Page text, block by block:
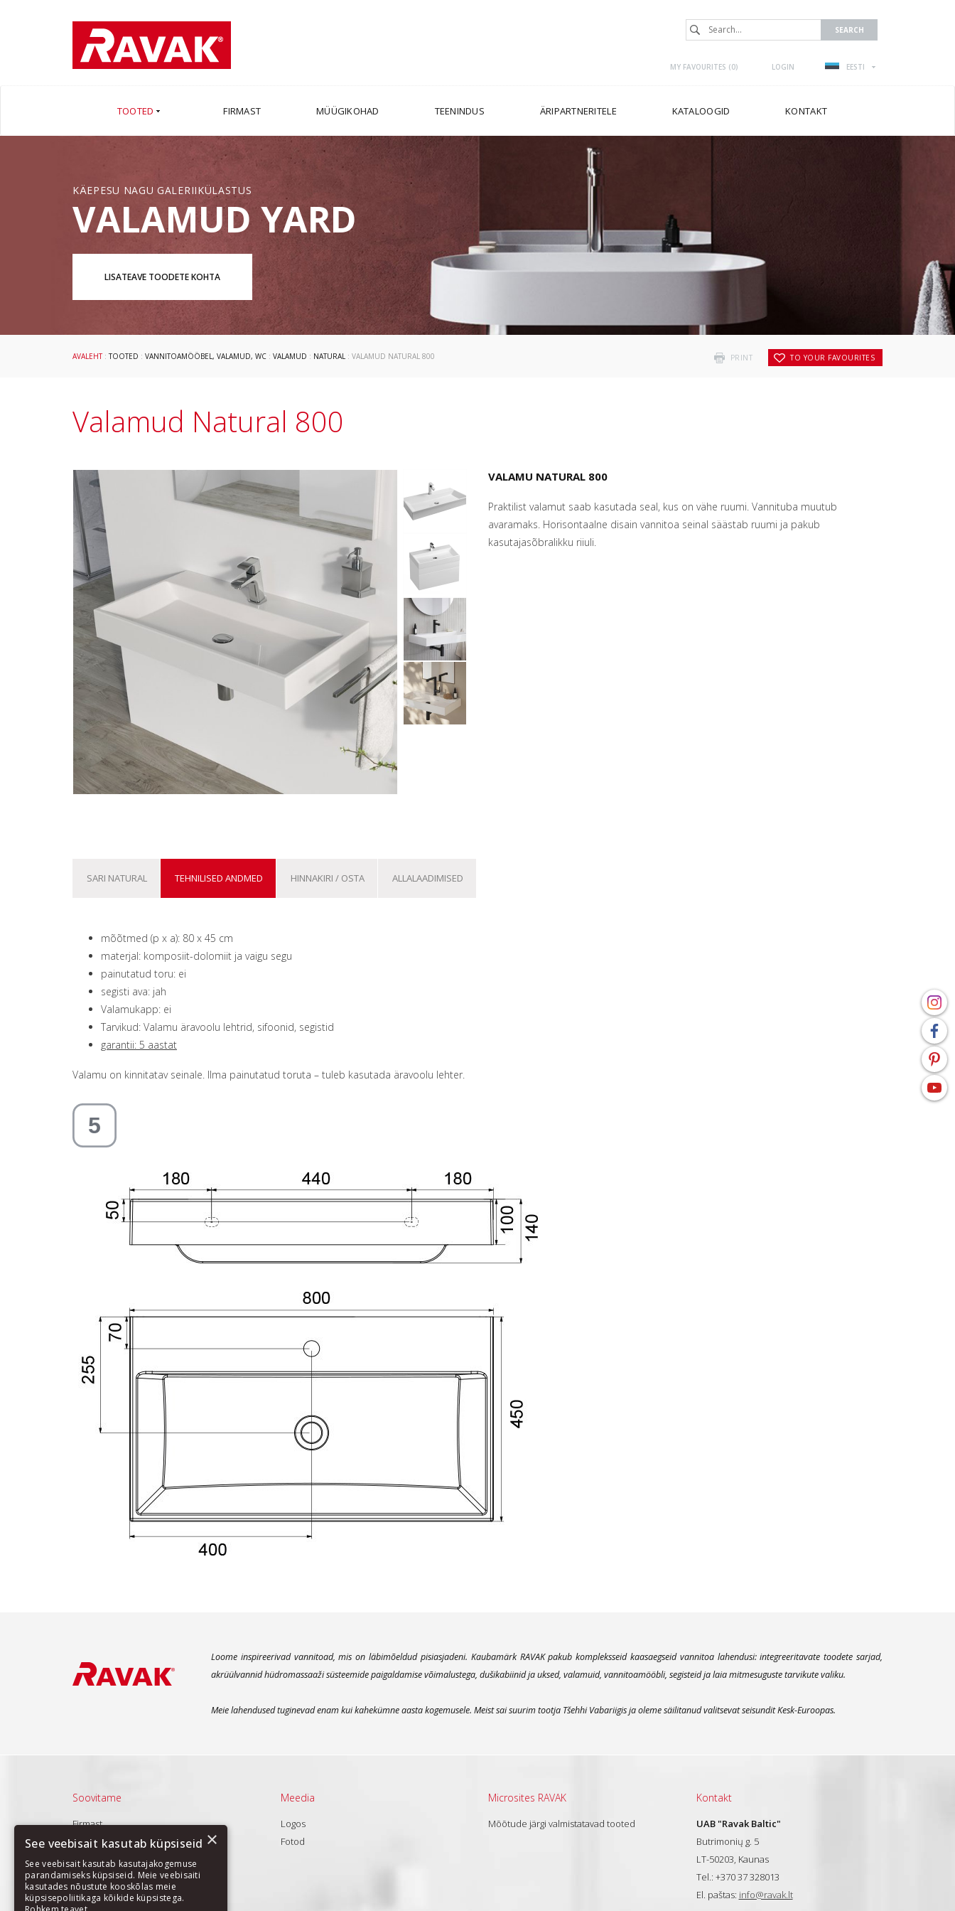
MY FAVOURITES (0) LOGIN EESTI
TOOTED FIRMAST MÜÜGIKOHAD TEENINDUS ÄRIPARTNERITELE KATALOOGID KONTAKT
KÄEPESU NAGU GALERIIKÜLASTUS
VALAMUD YARD
LISATEAVE TOODETE KOHTA
PRINT TO YOUR FAVOURITES
AVALEHT:TOOTED : VANNITOAMÖÖBEL, VALAMUD, WC : VALAMUD : NATURAL : VALAMUD NATURAL 800
Valamud Natural 800
VALAMU NATURAL 800
Praktilist valamut saab kasutada seal, kus on vähe ruumi. Vannituba muutub
avaramaks. Horisontaalne disain vannitoa seinal säästab ruumi ja pakub
kasutajasõbralikku riiuli.
SARI NATURAL TEHNILISED ANDMED HINNAKIRI / OSTA ALLALAADIMISED
mõõtmed (p x a): 80 x 45 cm
materjal: komposiit-dolomiit ja vaigu segu
painutatud toru: ei
segisti ava: jah
Valamukapp: ei
Tarvikud: Valamu äravoolu lehtrid, sifoonid, segistid
garantii: 5 aastat
Valamu on kinnitatav seinale. Ilma painutatud toruta – tuleb kasutada äravoolu lehter.
Loome inspireerivad vannitoad, mis on läbimõeldud pisiasjadeni. Kaubamärk RAVAK pakub kompleksseid kaasaegseid vannitoa lahendusi: integreeritavate toodete sarjad,
akrüülvannid hüdromassaaži süsteemide paigaldamise võimalustega, dušikabiinid ja uksed, valamuid, vannitoamööbli, segisteid ja laia mitmesuguste tarvikute valiku.
Meie lahendused tuginevad enam kui kahekümne aasta kogemusele. Meist sai suurim tootja Tšehhi Vabariigis ja oleme säilitanud valitsevat seisundit Kesk-Euroopas.
Soovitame
Firmast
Tooted
Uudised
Pakkumine
Meedia
Logos
Fotod
Microsites RAVAK
Mõõtude järgi valmistatavad tooted
Kontakt
UAB "Ravak Baltic"
Butrimonių g. 5
LT-50203, Kaunas
Tel.: +370 37 328013
El. paštas: info@ravak.lt
×
See veebisait kasutab küpsiseid
See veebisait kasutab kasutajakogemuse
parandamiseks küpsiseid. Meie veebisaiti
kasutades nõustute kooskõlas meie
küpsisepoliitikaga kõikide küpsistega.